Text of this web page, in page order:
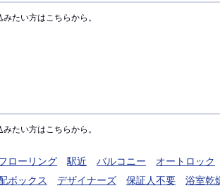
たい方はこちらから。
たい方はこちらから。
ローリング 駅近 バルコニー オートロック
ボックス デザイナーズ 保証人不要 浴室乾